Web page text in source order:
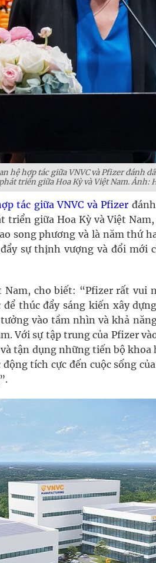
hệ hợp tác giữa VNVC và Pfizer đánh
triển giữa Hoa Kỳ và Việt Nam. Ảnh:
tác giữa VNVC và Pfizer
giữa Hoa Kỳ và Việt
song phương và là năm thứ
sự thịnh vượng và đổi mới
Nam, cho biết: “Pfizer rất vui
thúc đẩy sáng kiến xây
vào tầm nhìn và khả
Với sự tập trung của Pfizer
tận dụng những tiến bộ
tích cực đến cuộc sống